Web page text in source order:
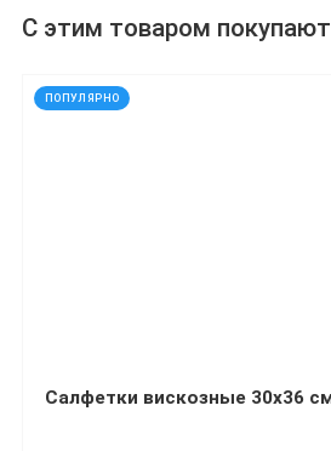
С этим товаром покупают
ПОПУЛЯРНО
код: 15019